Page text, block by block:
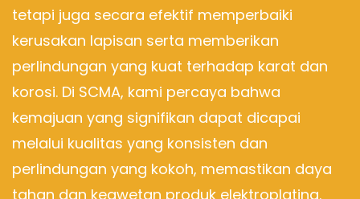
tetapi juga secara efektif memperbaiki
kerusakan lapisan serta memberikan
perlindungan yang kuat terhadap karat dan
korosi. Di SCMA, kami percaya bahwa
kemajuan yang signifikan dapat dicapai
melalui kualitas yang konsisten dan
perlindungan yang kokoh, memastikan daya
tahan dan keawetan produk elektroplating.